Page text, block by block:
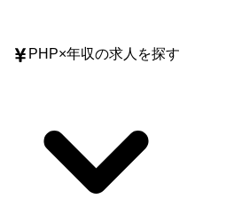
PHP×年収の求人を探す